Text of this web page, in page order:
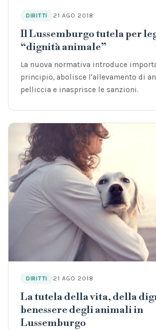
DIRITTI 21 AGO 2018
Il Lussemburgo tutela per
“dignità animale”
La nuova normativa introduce
principio, abolisce l'allevamento di
pelliccia e inasprisce le sanzioni.
DIRITTI 21 AGO 2018
La tutela della vita, della
benessere degli animali in
Lussemburgo